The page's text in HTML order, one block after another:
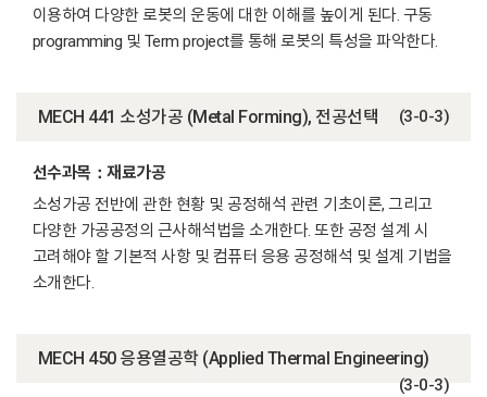
이용하여 다양한 로봇의 운동에 대한 이해를 높이게 된다. 구동
programming 및 Term project를 통해 로봇의 특성을 파악한다.
MECH 441 소성가공 (Metal Forming), 전공선택 (3-0-3)
선수과목：재료가공
소성가공 전반에 관한 현황 및 공정해석 관련 기초이론, 그리고
다양한 가공공정의 근사해석법을 소개한다. 또한 공정 설계 시
고려해야 할 기본적 사항 및 컴퓨터 응용 공정해석 및 설계 기법을
소개한다.
MECH 450 응용열공학 (Applied Thermal Engineering)
(3-0-3)